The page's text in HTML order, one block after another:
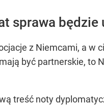
sprawa będzie
z Niemcami, a w
być partnerskie, to
treść noty